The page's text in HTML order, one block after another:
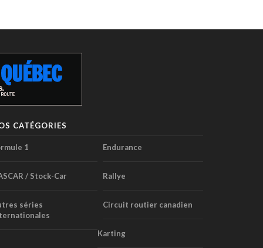
CATÉGORIES
1 Endurance
/ Stock-Car Rallye
séries
Circuit routier canadien
Karting